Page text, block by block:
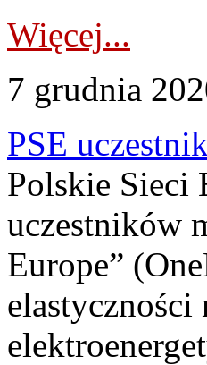
Więcej...
7 grudnia
PSE
Polskie Sieci
uczestników
Europe”
elastyczności